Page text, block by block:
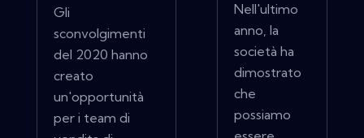
Gli
sconvolgimenti
del 2020 hanno
creato
un'opportunità
per i team di
Nell'ultimo
anno, la
società ha
dimostrato
che
possiamo